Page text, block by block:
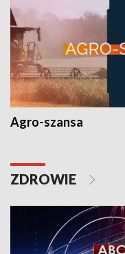
Agro-szansa
ZDROWIE